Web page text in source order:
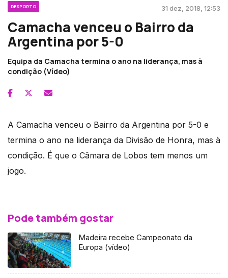
DESPORTO 31 dez, 2018, 12:53
Camacha venceu o Bairro da
Argentina por 5-0
Equipa da Camacha termina o ano na liderança, mas à
condição (Vídeo)
A Camacha venceu o Bairro da Argentina por 5-0 e
termina o ano na liderança da Divisão de Honra, mas à
condição. É que o Câmara de Lobos tem menos um
jogo.
Pode também gostar
Madeira recebe Campeonato da
Europa (vídeo)